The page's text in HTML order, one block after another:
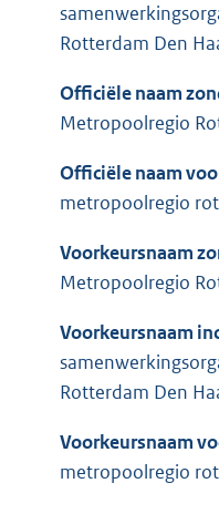
Rotterdam Den
Officiële naam
Metropoolregio
Officiële naam
metropoolregio
Voorkeursnaam
Metropoolregio
Voorkeursnaam
Rotterdam Den
Voorkeursnaam
metropoolregio